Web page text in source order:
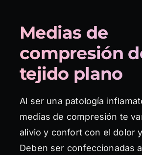
Medias de
compresión
tejido plano
Al ser una patología
medias de compresión te
alivio y confort con el dolor
Deben ser confeccionadas